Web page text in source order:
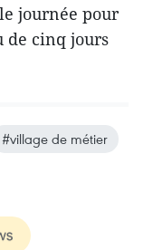
journée pour
cinq jours
#village de métier